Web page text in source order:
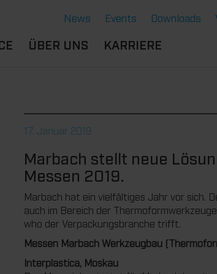
News Events Downloads
THERMOFORMEN
THERMOFORMEN
ÜBER UNS KARRIERE
STUDIUM
DU BIST
STUDENT:IN
BENEFITS
17. Januar 2019
Marbach stellt neue
Messen 2019.
Marbach hat ein vielfältiges Jahr vor sich.
auch im Bereich der
who der Verpackungsbranche trifft.
Messen Marbach Werkzeugbau
Interplastica, Moskau